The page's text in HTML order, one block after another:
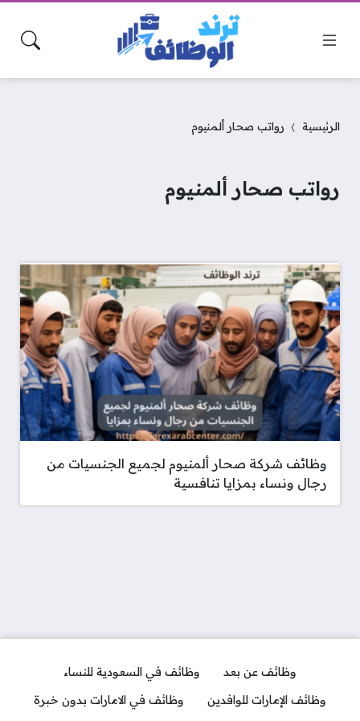
الرئيسية رواتب صحار ألمنيوم
رواتب صحار ألمنيوم
وظائف شركة صحار ألمنيوم لجميع الجنسيات من
رجال ونساء بمزايا تنافسية
وظائف عن بعد
وظائف في السعودية للنساء
وظائف الإمارات للوافدين
وظائف في الامارات بدون خبرة